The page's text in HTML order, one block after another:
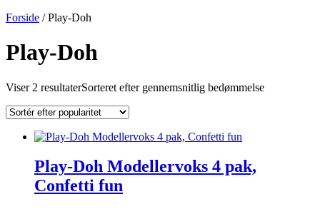
Forside / Play-Doh
Play-Doh
Viser 2 resultaterSorteret efter gennemsnitlig bedømmelse
Play-Doh Modellervoks 4 pak,
Confetti fun